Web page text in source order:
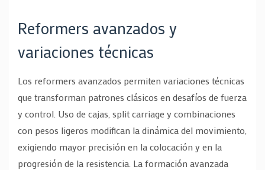
Reformers avanzados y
variaciones técnicas
Los reformers avanzados permiten variaciones técnicas
que transforman patrones clásicos en desafíos de fuerza
y control. Uso de cajas, split carriage y combinaciones
con pesos ligeros modifican la dinámica del movimiento,
exigiendo mayor precisión en la colocación y en la
progresión de la resistencia. La formación avanzada